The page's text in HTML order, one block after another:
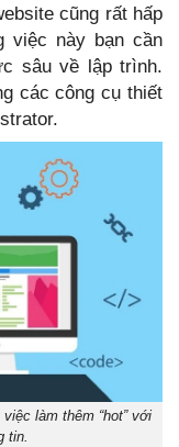
cũng rất hấp
việc này bạn cần
sâu về lập trình.
các công cụ thiết
làm thêm “hot” với
tin.